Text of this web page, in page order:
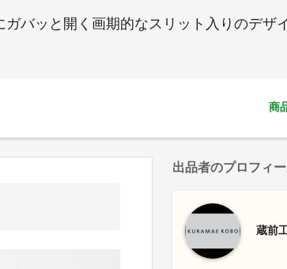
バッと開く画期的なスリット入りのデザ
商
出品者のプロフィ
蔵前